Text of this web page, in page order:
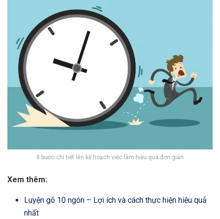
8 bước chi tiết lên kế hoạch việc làm hiệu quả đơn giản
Xem thêm:
Luyện gõ 10 ngón – Lợi ích và cách thực hiện hiệu quả
nhất